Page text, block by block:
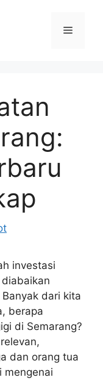
Menu
investasi
dari kita
berapa
di Semarang?
dan orang tua
mengenai